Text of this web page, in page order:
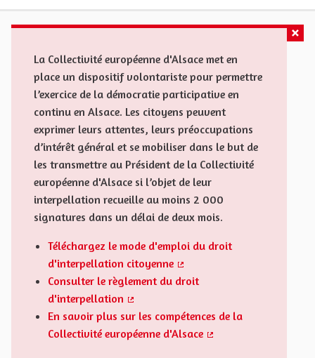
La Collectivité européenne d'Alsace met en
place un dispositif volontariste pour permettre
l’exercice de la démocratie participative en
continu en Alsace. Les citoyens peuvent
exprimer leurs attentes, leurs préoccupations
d’intérêt général et se mobiliser dans le but de
les transmettre au Président de la Collectivité
européenne d'Alsace si l’objet de leur
interpellation recueille au moins 2 000
signatures dans un délai de deux mois.
Téléchargez le mode d'emploi du droit
d'interpellation citoyenne
(Externer Link)
Consulter le règlement du droit
d'interpellation
(Externer Link)
En savoir plus sur les compétences de la
Collectivité européenne d'Alsace